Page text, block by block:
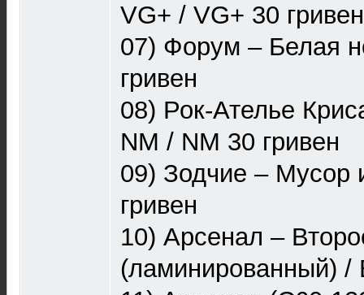
VG+ / VG+ 30 гривен
07) Форум – Белая
гривен
08) Рок-Ателье
NM / NM 30 гривен
09) Зодчие – Мусор
гривен
10) Арсенал –
(ламинированный) /